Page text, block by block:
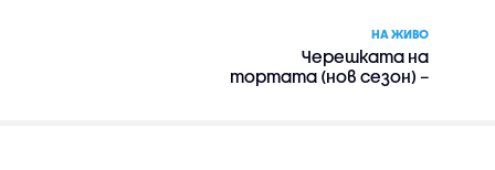
НА ЖИВО
Черешката на
тортата (нов сезон) –